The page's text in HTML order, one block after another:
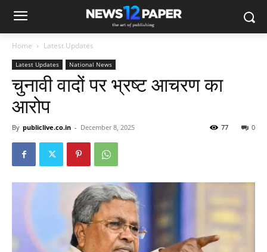
Home Latest Updates
Latest Updates National News
चुनावी वादों पर भ्रष्ट आचरण का
आरोप
By publiclive.co.in - December 8, 2025 0
77